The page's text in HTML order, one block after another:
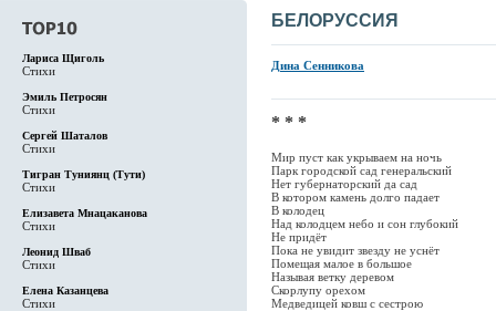
Лариса Щиголь
Стихи
Эмиль Петросян
Стихи
Сергей Шаталов
Стихи
Тигран Туниянц (Тути)
Стихи
Елизавета Мнацаканова
Стихи
Леонид Шваб
Стихи
Елена Казанцева
Стихи
БЕЛОРУССИЯ
Дина Сенникова
* * *
Мир пуст как укрываем на ночь
Парк городской сад генеральский
Нет губернаторский да сад
В котором камень долго падает
В колодец
Над колодцем небо и сон глубокий
Не придёт
Пока не увидит звезду не уснёт
Помещая малое в большое
Называя ветку деревом
Скорлупу орехом
Медведицей ковш с сестрою